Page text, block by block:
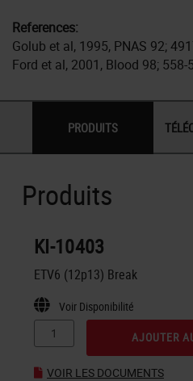
References:
Golub et al, 1995, PNAS 92;
Ford et al, 2001, Blood 98; 558-
PRODUITS
Produits
KI-10403
ETV6 (12p13) Break
Voir Disponibilité
AJOUTER
VOIR LES DOCUMENTS